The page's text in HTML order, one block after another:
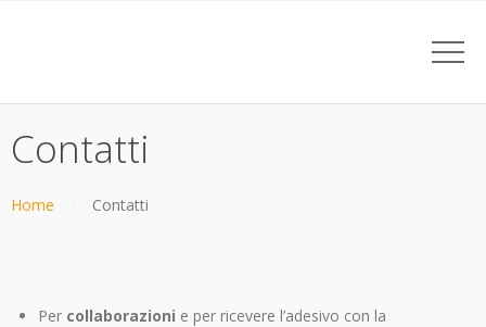
Contatti
Home Contatti
Per collaborazioni e per ricevere l’adesivo con la